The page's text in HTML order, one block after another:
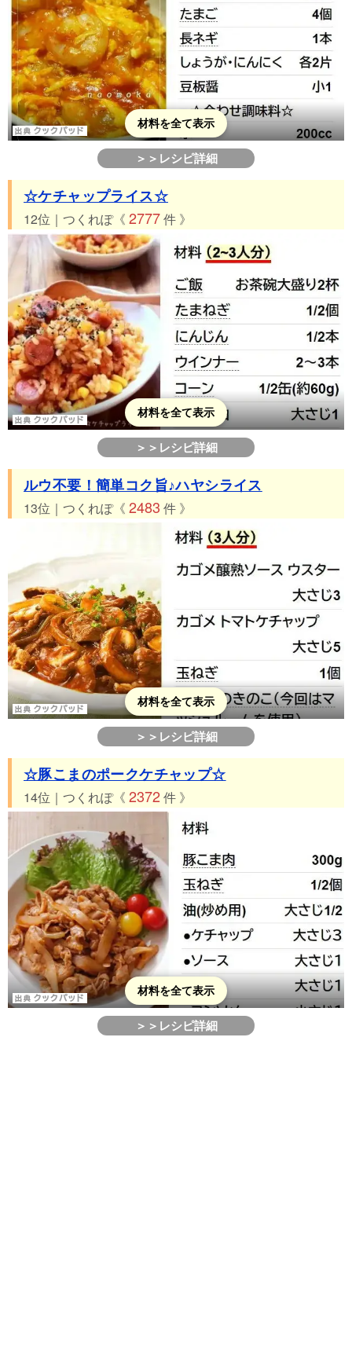
材料を全て表示
＞＞レシピ詳細
☆ケチャップライス☆
12位｜つくれぽ《 2777件 》
材料を全て表示
＞＞レシピ詳細
ルウ不要！簡単コク旨♪ハヤシライス
13位｜つくれぽ《 2483 件 》
材料を全て表示
＞＞レシピ詳細
☆豚こまのポークケチャップ☆
14位｜つくれぽ《 2372 件 》
材料を全て表示
＞＞レシピ詳細